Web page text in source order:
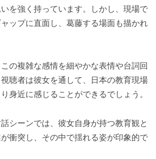
を強く持っています。しかし、現場で
ップに直面し、葛藤する場面も描かれ
の複雑な感情を細やかな表情や台詞回
聴者は彼女を通して、日本の教育現場
身近に感じることができるでしょう。
シーンでは、彼女自身が持つ教育観と
衝突し、その中で揺れる姿が印象的で